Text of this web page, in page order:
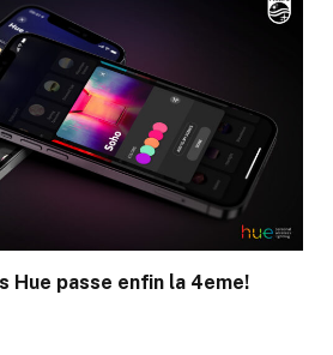
Hue passe enfin la 4eme!